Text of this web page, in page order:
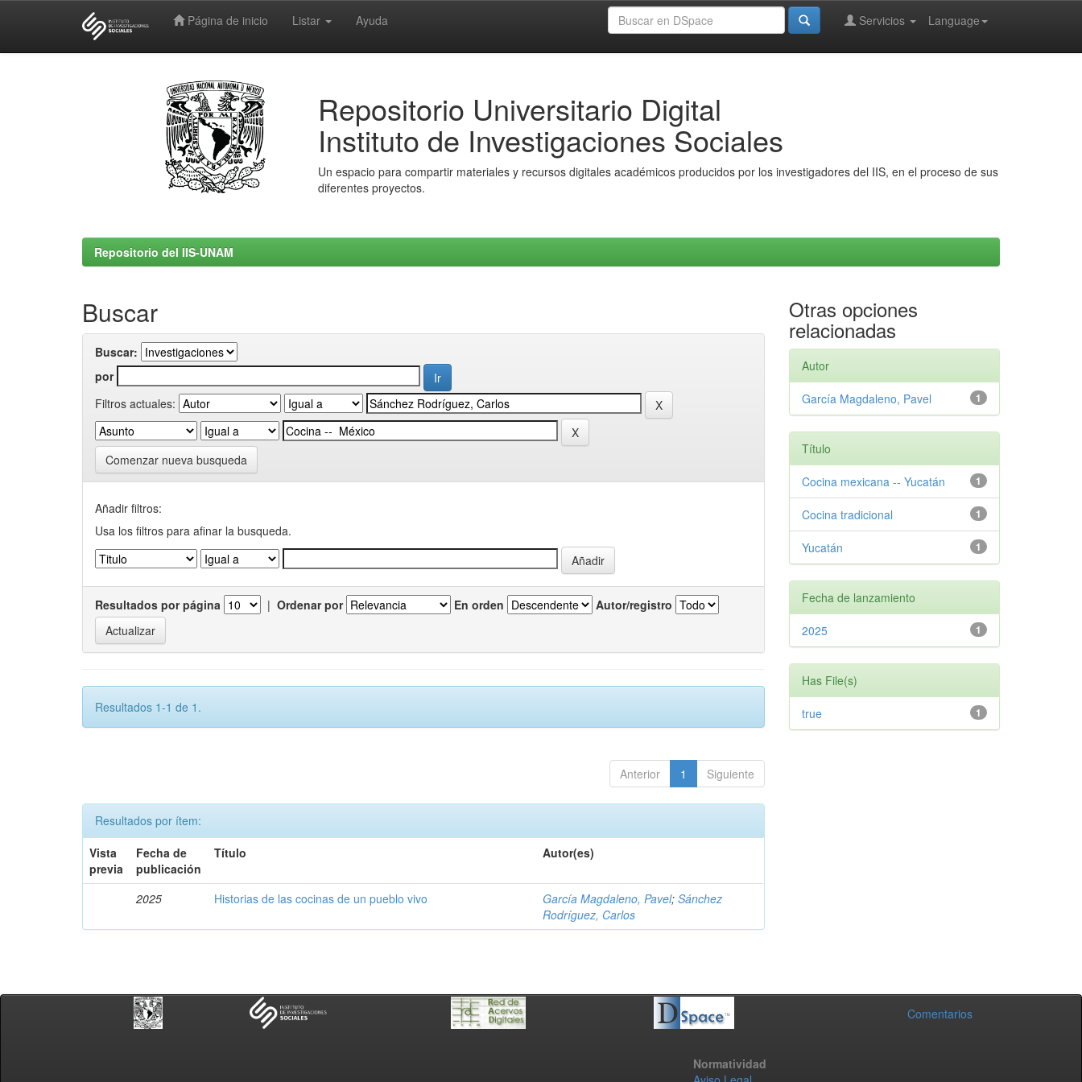
Página de inicio Listar Ayuda Language
Servicios
Repositorio Universitario Digital
Instituto de Investigaciones Sociales
Un espacio para compartir materiales y recursos digitales académicos producidos por los investigadores del IIS, en el proceso de sus
diferentes proyectos.
Repositorio del IIS-UNAM
Buscar
Buscar:
por
Filtros actuales:
Comenzar nueva busqueda
Añadir filtros:
Usa los filtros para afinar la busqueda.
Resultados por página | Ordenar por En orden Autor/registro
Resultados 1-1 de 1.
Anterior 1 Siguiente
Resultados por ítem:
Vista
previa
Fecha de
publicación
Título Autor(es)
2025 Historias de las cocinas de un pueblo vivo García Magdaleno, Pavel;Sánchez
Rodríguez, Carlos
Otras opciones
relacionadas
Autor
1
García Magdaleno, Pavel
Título
1
Cocina mexicana -- Yucatán
1
Cocina tradicional
1
Yucatán
Fecha de lanzamiento
1
2025
Has File(s)
1
true
Comentarios
Normatividad